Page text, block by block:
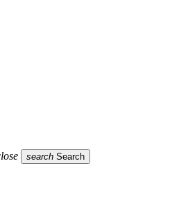
search Search